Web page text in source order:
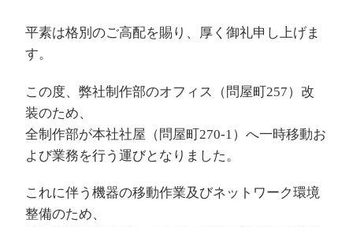
平素は格別のご高配を賜り、厚く御礼申し上げま
す。
この度、弊社制作部のオフィス（問屋町257）改
装のため、
全制作部が本社社屋（問屋町270-1）へ一時移動お
よび業務を行う運びとなりました。
これに伴う機器の移動作業及びネットワーク環境
整備のため、